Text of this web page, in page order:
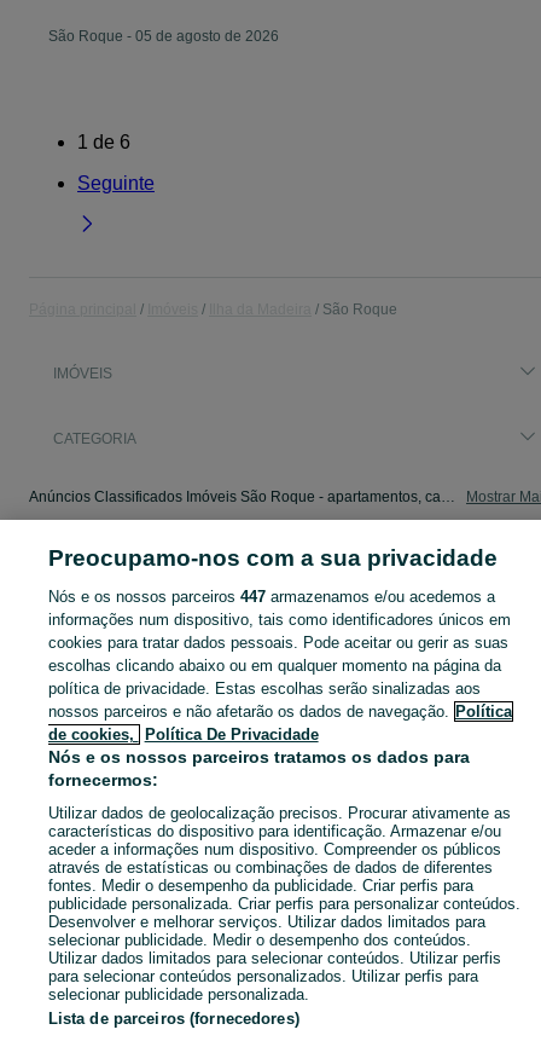
São Roque - 05 de agosto de 2026
1 de 6
Seguinte
São Roque
IMÓVEIS
CATEGORIA
Anúncios Classificados Imóveis São Roque - apartamentos, casas para arrendar, para vender. Veja os anúncios ou publique o seu anúncio de Imóveis grátis no OLX. Mostrar
Mapa do site
Mapa de mini-sites
Pesquisas populares
Preocupamo-nos com a sua privacidade
Nós e os nossos parceiros 447armazenamos e/ou acedemos a
informações num dispositivo, tais como identificadores únicos em
cookies para tratar dados pessoais. Pode aceitar ou gerir as suas
escolhas clicando abaixo ou em qualquer momento na página da
política de privacidade. Estas escolhas serão sinalizadas aos
nossos parceiros e não afetarão os dados de navegação. Política
de cookies,
Política De Privacidade
Nós e os nossos parceiros tratamos os dados para
fornecermos:
Utilizar dados de geolocalização precisos. Procurar ativamente as
características do dispositivo para identificação. Armazenar e/ou
aceder a informações num dispositivo. Compreender os públicos
através de estatísticas ou combinações de dados de diferentes
fontes. Medir o desempenho da publicidade. Criar perfis para
publicidade personalizada. Criar perfis para personalizar conteúdos.
Desenvolver e melhorar serviços. Utilizar dados limitados para
selecionar publicidade. Medir o desempenho dos conteúdos.
Utilizar dados limitados para selecionar conteúdos. Utilizar perfis
para selecionar conteúdos personalizados. Utilizar perfis para
selecionar publicidade personalizada.
Lista de parceiros (fornecedores)